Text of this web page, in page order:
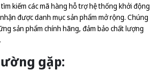
kiếm các mã hàng hỗ trợ hệ thống khởi động
được danh mục sản phẩm mở rộng. Chúng
sản phẩm chính hãng, đảm bảo chất lượng
gặp: